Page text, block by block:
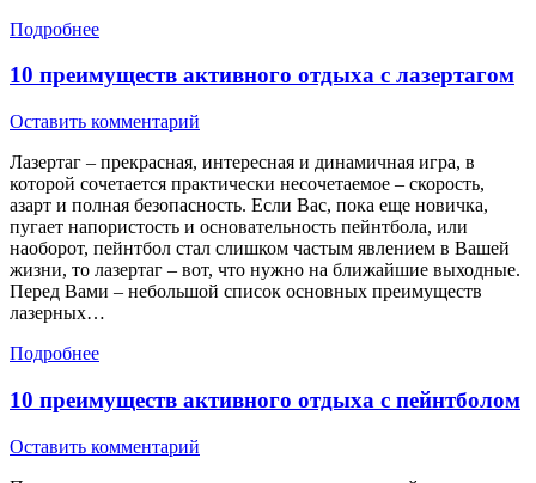
Подробнее
10 преимуществ активного отдыха с лазертагом
Оставить комментарий
Лазертаг – прекрасная, интересная и динамичная игра, в
которой сочетается практически несочетаемое – скорость,
азарт и полная безопасность. Если Вас, пока еще новичка,
пугает напористость и основательность пейнтбола, или
наоборот, пейнтбол стал слишком частым явлением в Вашей
жизни, то лазертаг – вот, что нужно на ближайшие выходные.
Перед Вами – небольшой список основных преимуществ
лазерных…
Подробнее
10 преимуществ активного отдыха с пейнтболом
Оставить комментарий